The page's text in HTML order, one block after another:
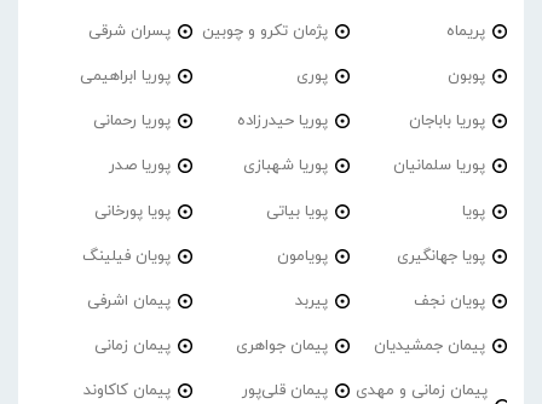
پریماه پژمان تکرو و چوبین پسران شرقی
پوبون پوری پوریا ابراهیمی
پوریا باباجان پوریا حیدرزاده پوریا رحمانی
پوریا سلمانیان پوریا شهبازی پوریا صدر
پویا پویا بیاتی پویا پورخانی
پویا جهانگیری پویامون پویان فیلینگ
پویان نجف پیربد پیمان اشرفی
پیمان جمشیدیان پیمان جواهری پیمان زمانی
پیمان زمانی و مهدی
پیمان قلی‌پور پیمان کاکاوند